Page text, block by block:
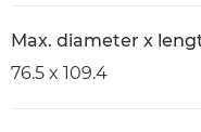
Max. diameter x
76.5 x 109.4